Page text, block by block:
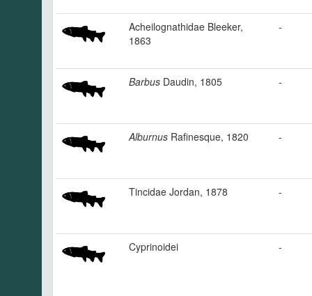
Acheilognathidae Bleeker,
1863
-
Barbus Daudin, 1805 -
Alburnus Rafinesque, 1820 -
Tincidae Jordan, 1878 -
Cyprinoidei -